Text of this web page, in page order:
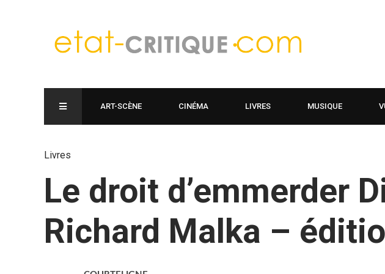
ART-SCÈNE CINÉMA LIVRES MUSIQUE
Livres
Le droit d’emmerder
Richard Malka –